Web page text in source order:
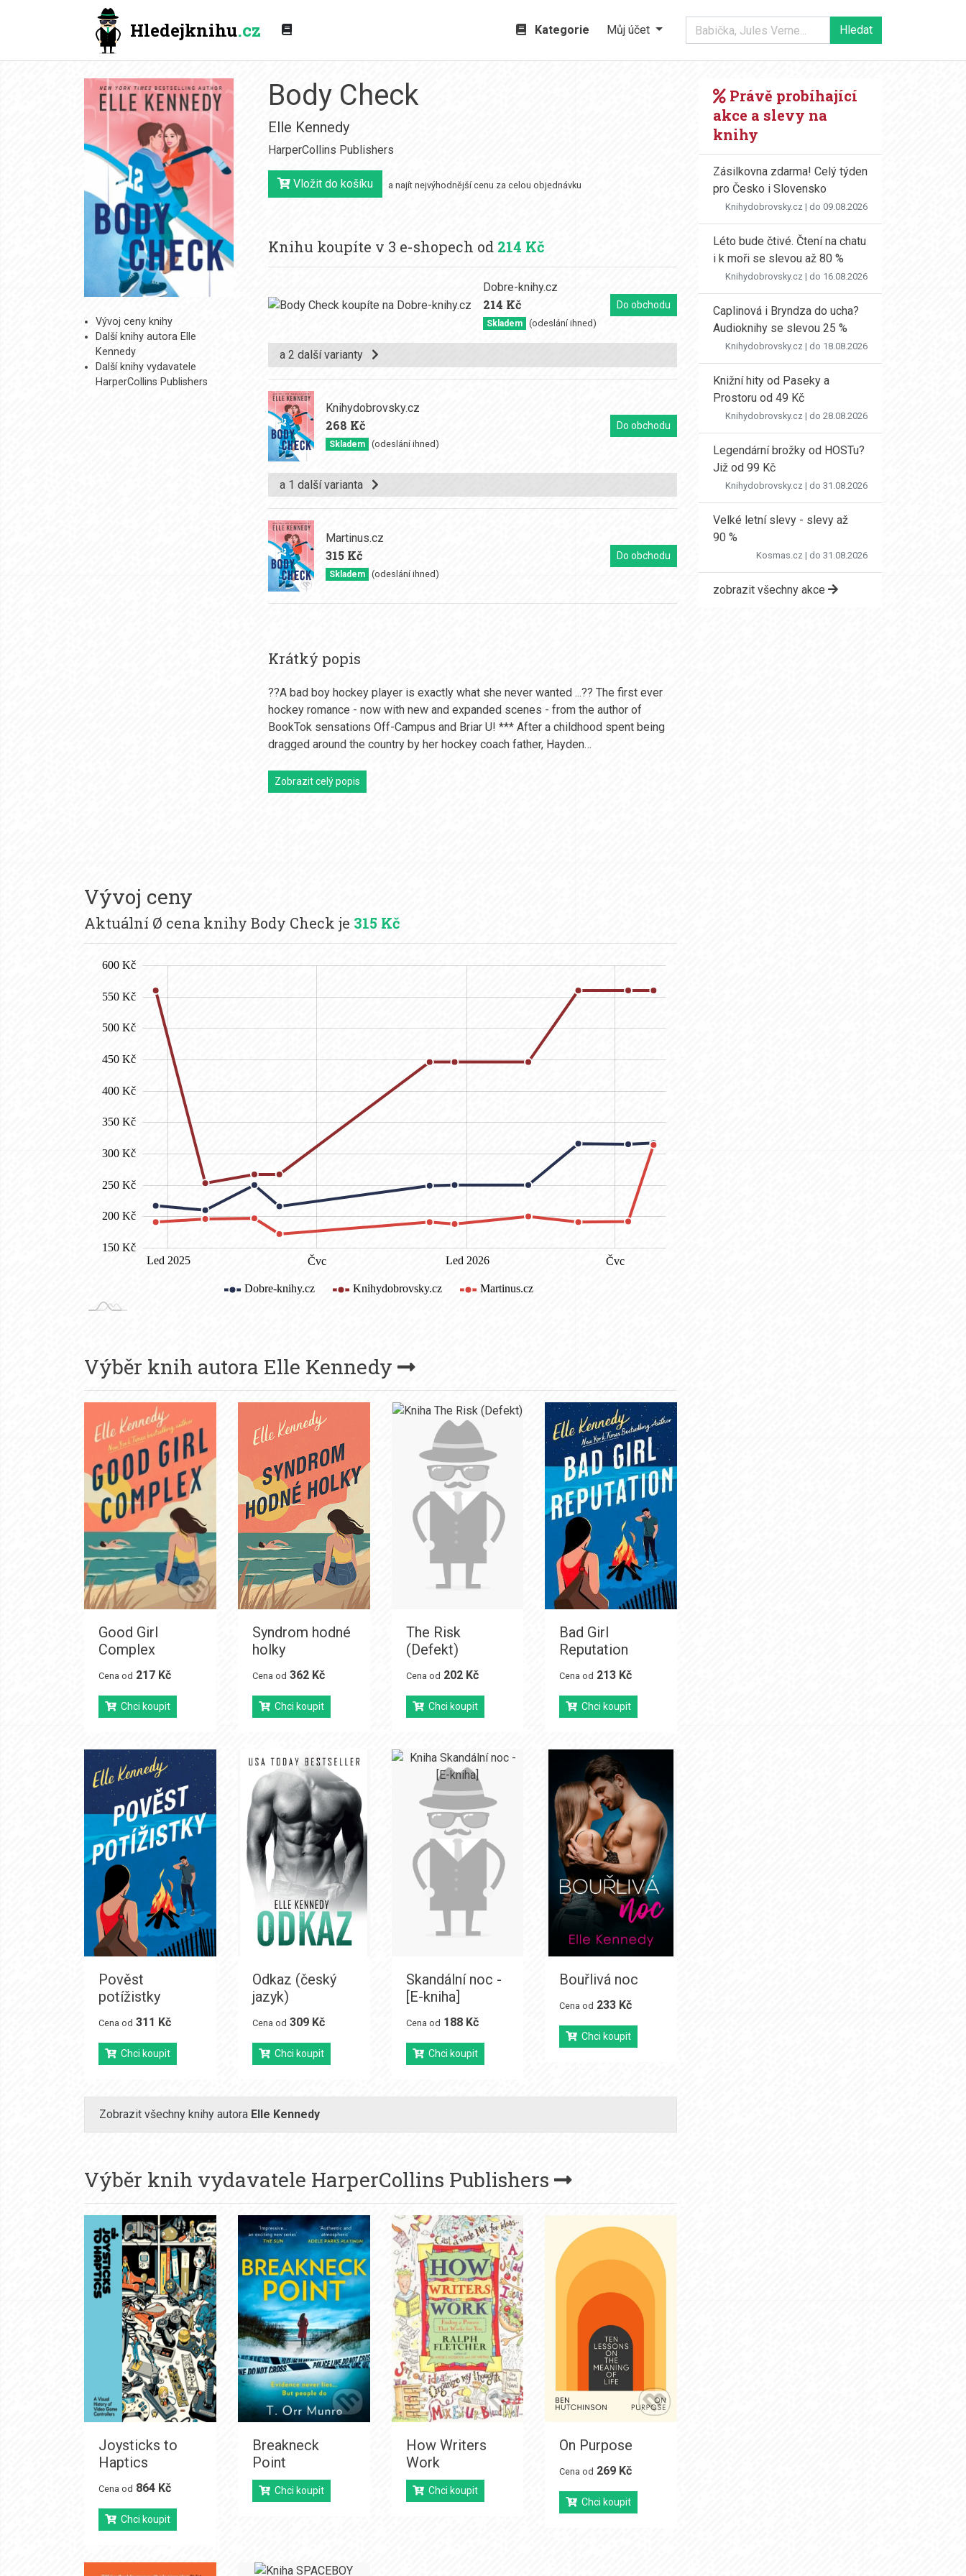
Hledejknihu.cz Kategorie Můj účet
Vývoj ceny knihy
Další knihy autora Elle
Kennedy
Další knihy vydavatele
HarperCollins Publishers
Body Check
Elle Kennedy
HarperCollins Publishers
Vložit do košíku a najít nejvýhodnější cenu za celou objednávku
Knihu koupíte v 3 e-shopech od 214 Kč
Dobre-knihy.cz
214 Kč
Skladem (odeslání ihned)
Do obchodu
a 2 další varianty
Knihydobrovsky.cz
268 Kč
Skladem (odeslání ihned)
Do obchodu
a 1 další varianta
Martinus.cz
315 Kč
Skladem (odeslání ihned)
Do obchodu
Krátký popis
??A bad boy hockey player is exactly what she never wanted ...?? The first ever
hockey romance - now with new and expanded scenes - from the author of
BookTok sensations Off-Campus and Briar U! *** After a childhood spent being
dragged around the country by her hockey coach father, Hayden…
Zobrazit celý popis
Vývoj ceny
Aktuální Ø cena knihy Body Check je 315 Kč
Výběr knih autora Elle Kennedy
Good Girl
Complex
Cena od 217 Kč
Chci koupit
Syndrom hodné
holky
Cena od 362 Kč
Chci koupit
The Risk
(Defekt)
Cena od 202 Kč
Chci koupit
Bad Girl
Reputation
Cena od 213 Kč
Chci koupit
Pověst
potížistky
Cena od 311 Kč
Chci koupit
Odkaz (český
jazyk)
Cena od 309 Kč
Chci koupit
Skandální noc -
[E-kniha]
Cena od 188 Kč
Chci koupit
Bouřlivá noc
Cena od 233 Kč
Chci koupit
Zobrazit všechny knihy autora Elle Kennedy
Výběr knih vydavatele HarperCollins Publishers
Joysticks to
Haptics
Cena od 864 Kč
Chci koupit
Breakneck
Point
Chci koupit
How Writers
Work
Chci koupit
On Purpose
Cena od 269 Kč
Chci koupit
Právě probíhající
akce a slevy na
knihy
Zásilkovna zdarma! Celý týden
pro Česko i Slovensko
Knihydobrovsky.cz | do 09.08.2026
Léto bude čtivé. Čtení na chatu
i k moři se slevou až 80 %
Knihydobrovsky.cz | do 16.08.2026
Caplinová i Bryndza do ucha?
Audioknihy se slevou 25 %
Knihydobrovsky.cz | do 18.08.2026
Knižní hity od Paseky a
Prostoru od 49 Kč
Knihydobrovsky.cz | do 28.08.2026
Legendární brožky od HOSTu?
Již od 99 Kč
Knihydobrovsky.cz | do 31.08.2026
Velké letní slevy - slevy až
90 %
Kosmas.cz | do 31.08.2026
zobrazit všechny akce